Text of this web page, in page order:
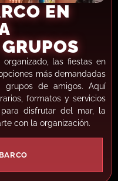
EN
las fiestas en
más demandadas
grupos de amigos. Aquí
formatos y servicios
disfrutar del mar, la
con la organización.